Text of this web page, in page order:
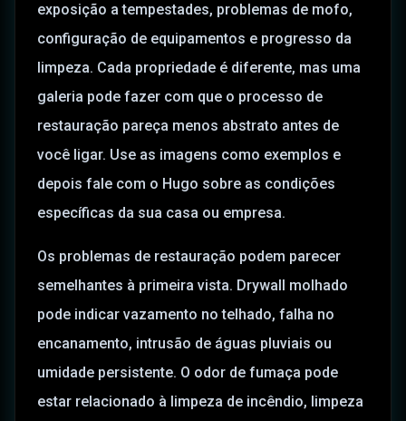
exposição a tempestades, problemas de mofo,
configuração de equipamentos e progresso da
limpeza. Cada propriedade é diferente, mas uma
galeria pode fazer com que o processo de
restauração pareça menos abstrato antes de
você ligar. Use as imagens como exemplos e
depois fale com o Hugo sobre as condições
específicas da sua casa ou empresa.
Os problemas de restauração podem parecer
semelhantes à primeira vista. Drywall molhado
pode indicar vazamento no telhado, falha no
encanamento, intrusão de águas pluviais ou
umidade persistente. O odor de fumaça pode
estar relacionado à limpeza de incêndio, limpeza